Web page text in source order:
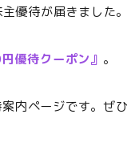
優待が届きました。
優待クーポン』 。
内ページです。ぜ